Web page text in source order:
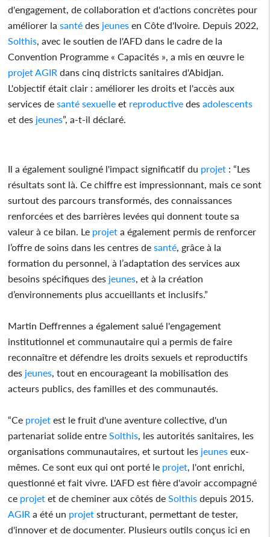
d'engagement, de collaboration et d'actions concrètes pour
améliorer la santé des jeunes en Côte d'Ivoire. Depuis 2022,
Solthis , avec le soutien de l'AFD dans le cadre de la
Convention Programme « Capacités », a mis en œuvre le
projet AGIR dans cinq districts sanitaires d'Abidjan.
L'objectif était clair : améliorer les droits et l'accès aux
services de santé sexuelle et reproductive des adolescents
et des jeunes”, a-t-il déclaré.
Il a également souligné l'impact significatif du projet : “Les
résultats sont là. Ce chiffre est impressionnant, mais ce sont
surtout des parcours transformés, des connaissances
renforcées et des barrières levées qui donnent toute sa
valeur à ce bilan. Le projet a également permis de renforcer
l’offre de soins dans les centres de santé , grâce à la
formation du personnel, à l’adaptation des services aux
besoins spécifiques des jeunes , et à la création
d’environnements plus accueillants et inclusifs.”
Martin Deffrennes a également salué l'engagement
institutionnel et communautaire qui a permis de faire
reconnaître et défendre les droits sexuels et reproductifs
des jeunes , tout en encourageant la mobilisation des
acteurs publics, des familles et des communautés.
“Ce projet est le fruit d'une aventure collective, d'un
partenariat solide entre Solthis , les autorités sanitaires, les
organisations communautaires, et surtout les jeunes eux-
mêmes. Ce sont eux qui ont porté le projet , l'ont enrichi,
questionné et fait vivre. L'AFD est fière d'avoir accompagné
ce projet et de cheminer aux côtés de Solthis depuis 2015.
AGIR a été un projet structurant, permettant de tester,
d'innover et de documenter. Plusieurs outils conçus ici en